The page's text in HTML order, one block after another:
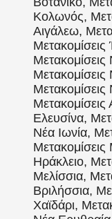
Κολωνός,
Αιγάλεω,
Μετακομίσεις
Ελευσίνα,
Νέα Ιωνία,
Ηράκλειο,
Μελίσσια,
Βριλήσσια,
Χαϊδάρι,